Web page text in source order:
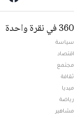
360 في نقرة واحدة
سياسة
اقتصاد
مجتمع
ثقافة
ميديا
رياضة
مشاهير